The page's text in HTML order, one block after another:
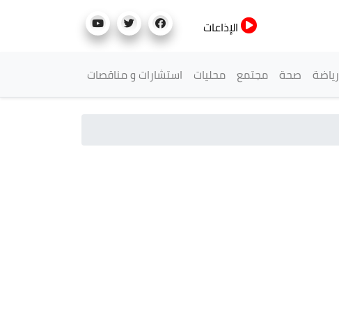
الإذاعات
رياضة صحة مجتمع محليات استشارات و مناقصات